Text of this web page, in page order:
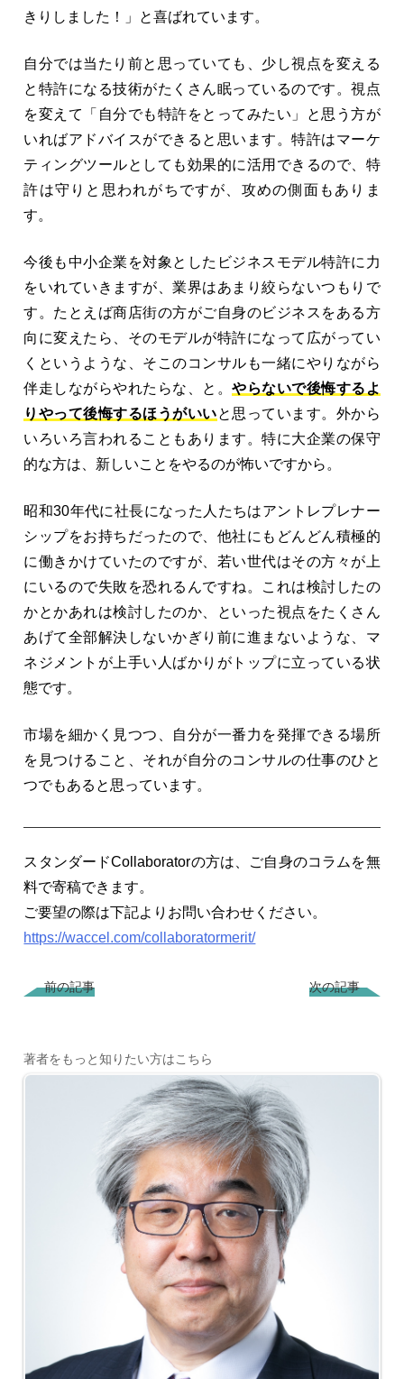
きりしました！」と喜ばれています。
自分では当たり前と思っていても、少し視点を変える
と特許になる技術がたくさん眠っているのです。視点
を変えて「自分でも特許をとってみたい」と思う方が
いればアドバイスができると思います。特許はマーケ
ティングツールとしても効果的に活用できるので、特
許は守りと思われがちですが、攻めの側面もありま
す。
今後も中小企業を対象としたビジネスモデル特許に力
をいれていきますが、業界はあまり絞らないつもりで
す。たとえば商店街の方がご自身のビジネスをある方
向に変えたら、そのモデルが特許になって広がってい
くというような、そこのコンサルも一緒にやりながら
伴走しながらやれたらな、と。やらないで後悔するよ
りやって後悔するほうがいいと思っています。外から
いろいろ言われることもあります。特に大企業の保守
的な方は、新しいことをやるのが怖いですから。
昭和30年代に社長になった人たちはアントレプレナー
シップをお持ちだったので、他社にもどんどん積極的
に働きかけていたのですが、若い世代はその方々が上
にいるので失敗を恐れるんですね。これは検討したの
かとかあれは検討したのか、といった視点をたくさん
あげて全部解決しないかぎり前に進まないような、マ
ネジメントが上手い人ばかりがトップに立っている状
態です。
市場を細かく見つつ、自分が一番力を発揮できる場所
を見つけること、それが自分のコンサルの仕事のひと
つでもあると思っています。
スタンダードCollaboratorの方は、ご自身のコラムを無
料で寄稿できます。
ご要望の際は下記よりお問い合わせください。
https://waccel.com/collaboratormerit/
前の記事 次の記事
著者をもっと知りたい方はこちら